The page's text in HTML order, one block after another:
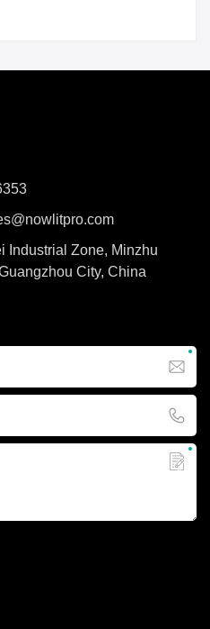
Industrial Zone, Minzhu
City, China